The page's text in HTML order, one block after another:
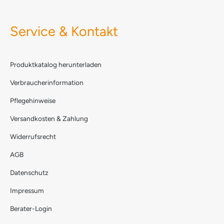
Service & Kontakt
Produktkatalog herunterladen
Verbraucherinformation
Pflegehinweise
Versandkosten & Zahlung
Widerrufsrecht
AGB
Datenschutz
Impressum
Berater-Login